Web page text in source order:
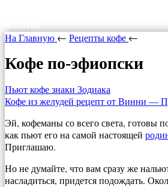
На Главную ← Рецепты кофе ←
Кофе по-эфиопски
Пьют кофе знаки Зодиака
Кофе из желудей рецепт от Винни —
Эй, кофеманы со всего света, готовы
как пьют его на самой настоящей
Приглашаю.
Но не думайте, что вам сразу же
насладиться, придется подождать.